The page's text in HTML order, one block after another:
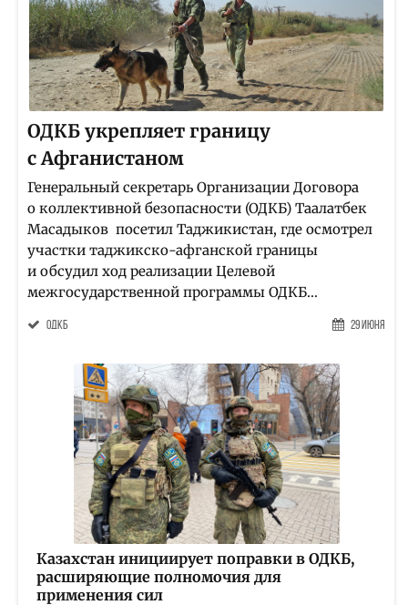
ОДКБ укрепляет границу
с Афганистаном
Генеральный секретарь Организации Договора
о коллективной безопасности (ОДКБ) Таалатбек
Масадыков посетил Таджикистан, где осмотрел
участки таджикско-афганской границы
и обсудил ход реализации Целевой
межгосударственной программы ОДКБ...
ОДКБ 29 Июня
Казахстан инициирует поправки в ОДКБ,
расширяющие полномочия для
применения сил